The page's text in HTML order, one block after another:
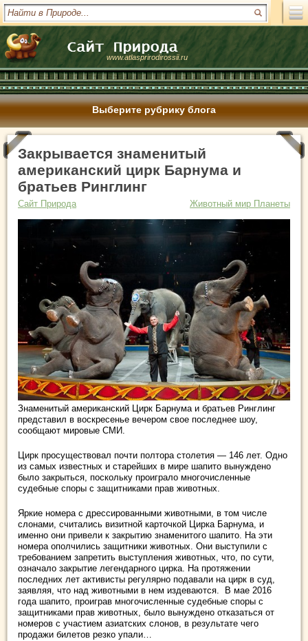
www.atlasprirodirossii.ru
Выберите рубрику блога
Закрывается знаменитый
американский цирк Барнума и
братьев Ринглинг
Сайт Природа Животный мир Планеты
Знаменитый американский Цирк Барнума и братьев Ринглинг
представил в воскресенье вечером свое последнее шоу,
сообщают мировые СМИ.
Цирк просуществовал почти полтора столетия — 146 лет. Одно
из самых известных и старейших в мире шапито вынуждено
было закрыться, поскольку проиграло многочисленные
судебные споры с защитниками прав животных.
Яркие номера с дрессированными животными, в том числе
слонами, считались визитной карточкой Цирка Барнума, и
именно они привели к закрытию знаменитого шапито. На эти
номера ополчились защитники животных. Они выступили с
требованием запретить выступления животных, что, по сути,
означало закрытие легендарного цирка. На протяжении
последних лет активисты регулярно подавали на цирк в суд,
заявляя, что над животными в нем издеваются. В мае 2016
года шапито, проиграв многочисленные судебные споры с
защитниками прав животных, было вынуждено отказаться от
номеров с участием азиатских слонов, в результате чего
продажи билетов резко упали…